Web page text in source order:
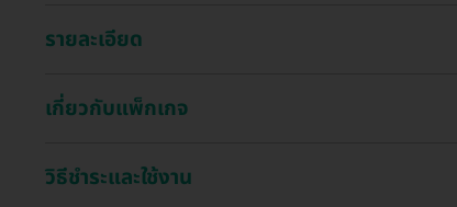
รายละเอียด
เกี่ยวกับแพ็กเกจ
วิธีชำระและใช้งาน